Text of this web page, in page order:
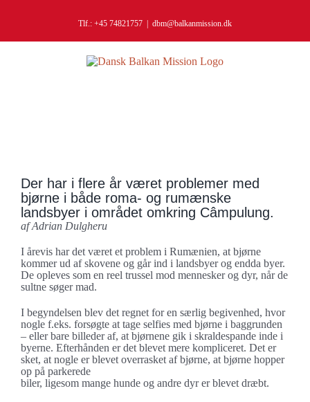
Tlf.: +45 74821757 dbm@balkanmission.dk
Der har i flere år været problemer med
bjørne i både roma- og rumænske
landsbyer i området omkring Câmpulung.
af Adrian Dulgheru
I årevis har det været et problem i Rumænien, at bjørne
kommer ud af skovene og går ind i landsbyer og endda byer.
De opleves som en reel trussel mod mennesker og dyr, når de
sultne søger mad.
I begyndelsen blev det regnet for en særlig begivenhed, hvor
nogle f.eks. forsøgte at tage selfies med bjørne i baggrunden
– eller bare billeder af, at bjørnene gik i skraldespande inde i
byerne. Efterhånden er det blevet mere kompliceret. Det er
sket, at nogle er blevet overrasket af bjørne, at bjørne hopper
op på parkerede
biler, ligesom mange hunde og andre dyr er blevet dræbt.